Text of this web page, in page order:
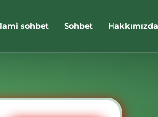
sohbet Sohbet Hakkımızda